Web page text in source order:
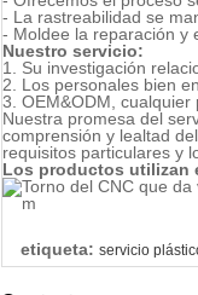
- La rastreabilidad se
- Moldee la reparación y
Nuestro servicio:
1. Su investigación
2. Los personales bien
3. OEM&ODM,
Nuestra promesa del
comprensión y lealtad
requisitos particulares y
Los productos utilizan
etiqueta: servicio